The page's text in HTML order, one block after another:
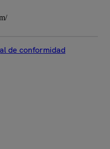
de conformidad